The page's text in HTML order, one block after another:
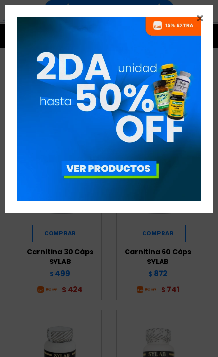

CARNITINA SYLAB
CARNITINA SYLAB QUITAR FILTROS
RECOMENDADOS
Carnitina 30 Cáps
SYLAB
$ 499
$ 424
Carnitina 60 Cáps
SYLAB
$ 872
$ 741